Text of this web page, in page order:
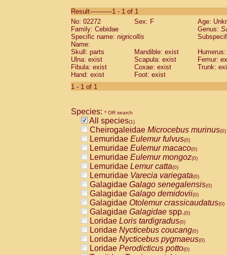
CebidaeSaguinus labiatus(0)
Cebidae Saguinus leucopus (0)
Cebidae
CebidaeSaguinus mystax
Cebidae Saguinus nigricollis (1)
Cebidae Saguinus oedipus
Cebidae Saguinus weddelli
Cebidae Saguinusspp.
Cebidae
CebidaeCebus capucinus
CebidaeCebus nigrivittatus
CebidaeCebus spp.(0)
CebidaeSaimiri boliviensis(0)
CebidaeSaimiri sciureus(0)
AtelidaeAlouatta caraya(0)
AtelidaeAlouatta fusca(0)
AtelidaeAlouatta seniculus(0)
AtelidaeAlouattaspp.(0)
AtelidaeAteles belzebuth(0)
AtelidaeAteles geoffroyi(0)
AtelidaeAteles paniscus(0)
AtelidaeAtelesspp.(0)
AtelidaeLagothrix lagothricha(0)
AtelidaeLagothrix lagothricha cana
PitheciidaeCacajao calvus
Result-----------1 - 1 of 1
No: 02272
Sex: F
Age:
Family: Cebidae
Genus:
Specific name: nigricollis
Name:
Skull: parts
Mandible: exist
Ulna: exist
Scapula: exist
Femur:
Fibula: exist
Coxae: exist
Trunk:
Hand: exist
Foot: exist
1 - 1 of 1
Species: * OR search
All species(1)
Cheirogaleidae Microcebus murinus(0)
Lemuridae Eulemur fulvus(0)
Lemuridae Eulemur macaco(0)
Lemuridae Eulemur mongoz(0)
Lemuridae Lemur catta(0)
Lemuridae Varecia variegata(0)
Galagidae Galago senegalensis(0)
Galagidae Galago demidovii(0)
Galagidae Otolemur crassicaudatus(0)
Galagidae Galagidae spp.(0)
Loridae Loris tardigradus(0)
Loridae Nycticebus coucang(0)
Loridae Nycticebus pygmaeus(0)
Loridae Perodicticus potto(0)